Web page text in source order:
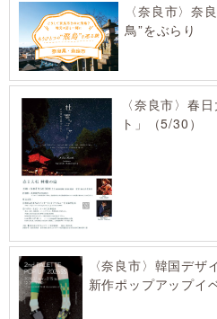
〈奈良市〉奈
鳥”をぶらり
〈奈良市〉春
ト」（5/30）
〈奈良市〉韓国デ
新作ポップアップイ